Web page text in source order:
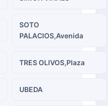
SOTO
PALACIOS,Avenida
TRES OLIVOS,Plaza
UBEDA